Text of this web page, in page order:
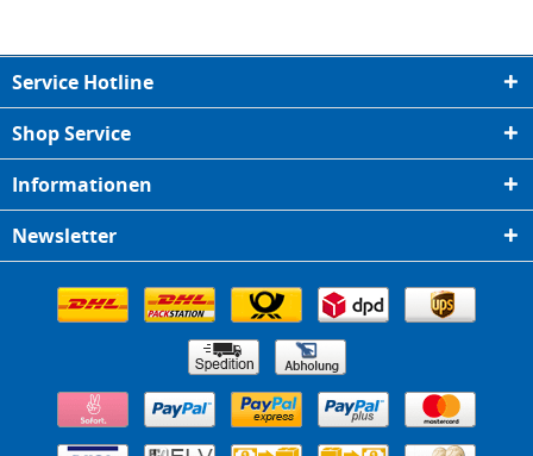
Service Hotline
Shop Service
Informationen
Newsletter